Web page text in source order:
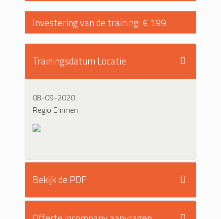
Investering van de training: € 199
Trainingsdatum Locatie
08-09-2020
Regio Emmen
Bekijk de PDF